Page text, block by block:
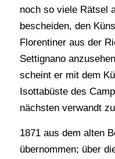
noch so viele Rätsel
bescheiden, den
Florentiner aus der
Settignano
scheint er mit dem
Isottabüste des
nächsten verwandt
1871 aus dem alten
übernommen; über